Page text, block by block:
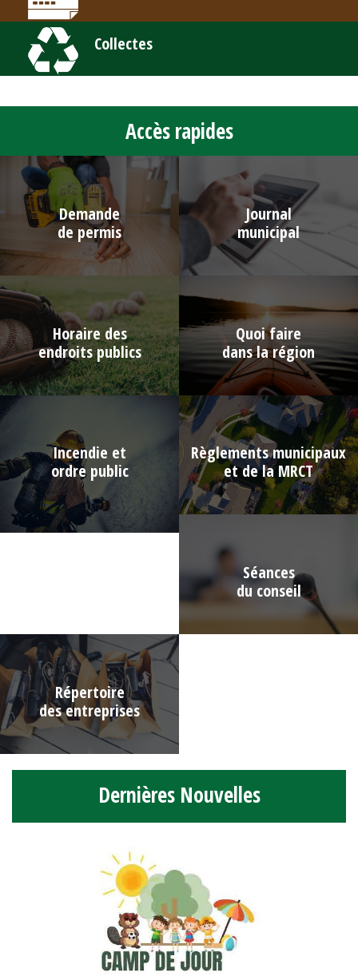
Collectes
Accès rapides
Demande
de permis
Journal
municipal
Horaire des
endroits publics
Quoi faire
dans la région
Incendie et
ordre public
Règlements municipaux
et de la MRCT
Séances
du conseil
Répertoire
des entreprises
Dernières Nouvelles